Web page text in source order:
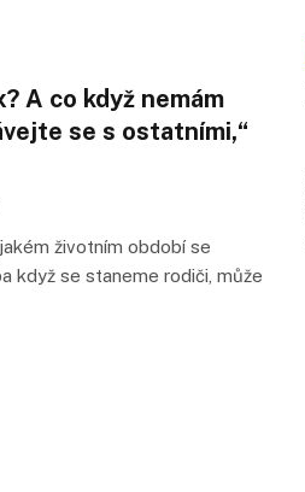
A co když nemám
se s ostatními,“
životním období se
když se staneme rodiči, může